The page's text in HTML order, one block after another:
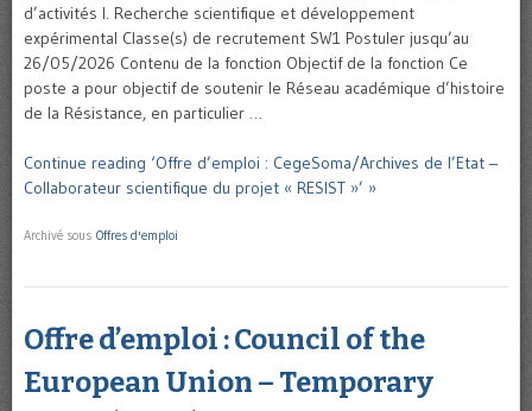
d’activités I. Recherche scientifique et développement
expérimental Classe(s) de recrutement SW1 Postuler jusqu’au
26/05/2026 Contenu de la fonction Objectif de la fonction Ce
poste a pour objectif de soutenir le Réseau académique d’histoire
de la Résistance, en particulier …
Continue reading ‘Offre d’emploi : CegeSoma/Archives de l’Etat –
Collaborateur scientifique du projet « RESIST »’ »
Archivé sous Offres d'emploi
Offre d’emploi : Council of the
European Union – Temporary